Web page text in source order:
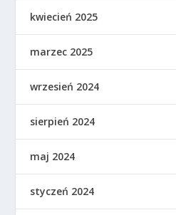
kwiecień 2025
marzec 2025
wrzesień 2024
sierpień 2024
maj 2024
styczeń 2024